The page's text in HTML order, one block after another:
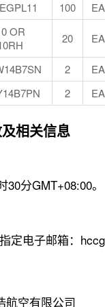
100 EA
OR
20 EA
2
EA
2 EA
相关信息
分GMT+08:00。
定电子邮箱：
航空有限公司